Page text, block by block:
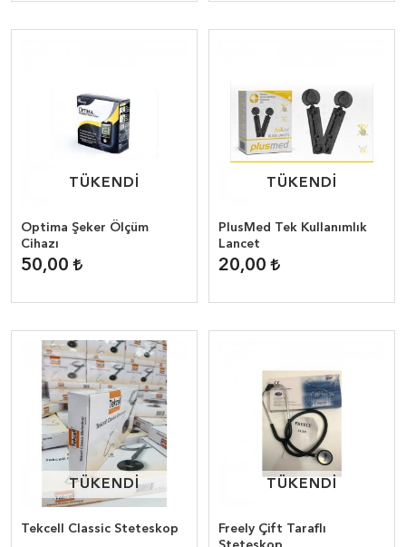
TÜKENDİ
TÜKENDİ
Optima Şeker Ölçüm
Cihazı
50,00
TÜKENDİ
TÜKENDİ
PlusMed Tek Kullanımlık
Lancet
20,00
TÜKENDİ
TÜKENDİ
Tekcell Classic Steteskop
TÜKENDİ
TÜKENDİ
Freely Çift Taraflı